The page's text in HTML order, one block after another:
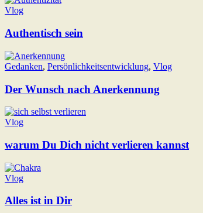
Vlog
Authentisch sein
Gedanken, Persönlichkeitsentwicklung, Vlog
Der Wunsch nach Anerkennung
Vlog
warum Du Dich nicht verlieren kannst
Vlog
Alles ist in Dir